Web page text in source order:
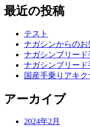
最近の投稿
テスト
ナガシンからのお
ナガシンブリー
ナガシンブリー
国産手乗りアキク
アーカイブ
2024年2月